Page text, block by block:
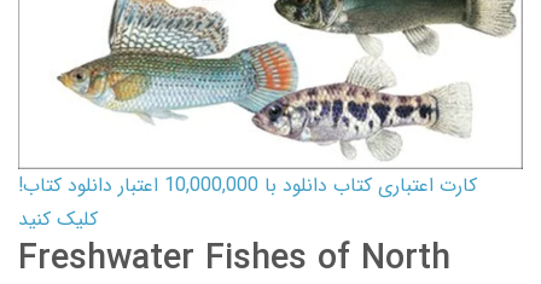
کارت اعتباری کتاب دانلود با 10,000,000 اعتبار دانلود کتاب!
کلیک کنید
Freshwater Fishes of North